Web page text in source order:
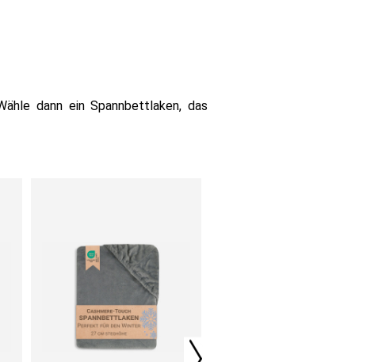
dann ein Spannbettlaken, das